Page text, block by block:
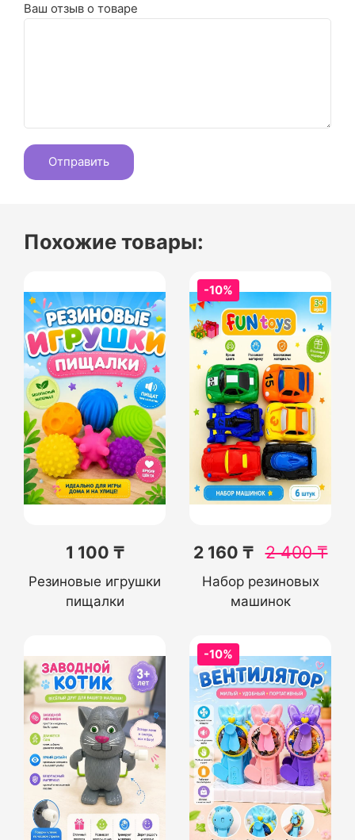
Ваш отзыв о товаре
Похожие товары:
1 100 ₸
Резиновые игрушки
пищалки
-10%
2 160 ₸ 2 400₸
Набор резиновых
машинок
-10%